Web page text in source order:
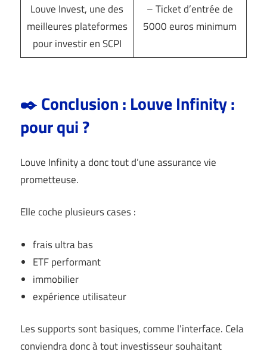
Louve Invest, une des
meilleures plateformes
pour investir en SCPI
– Ticket d’entrée de
5000 euros minimum
✒️ Conclusion : Louve Infinity :
pour qui ?
Louve Infinity a donc tout d’une assurance vie
prometteuse.
Elle coche plusieurs cases :
frais ultra bas
ETF performant
immobilier
expérience utilisateur
Les supports sont basiques, comme l’interface. Cela
conviendra donc à tout investisseur souhaitant